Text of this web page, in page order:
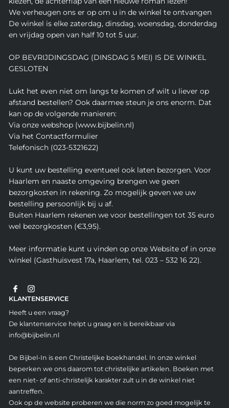
We verheugen ons er op om u in de winkel te ontvangen
De winkel is elke zaterdag, dinsdag, woensdag, donderdag
en vrijdag open van half 10 tot 5 uur.
OP BEVRIJDINGSDAG (DINSDAG 5 MEI) IS DE WINKEL
GESLOTEN
Lukt het even niet om langs te komen of wilt u liever op
afstand bestellen? Ook daarmee steun je ons enorm. Dat
kan op de volgende manieren:
Via onze webshop (www.bijbelin.nl)
Via het Contactformulier
Telefonisch (023-5321622)
U kunt uw bestelling eventueel ook laten bezorgen. Voor
Haarlem en naaste omgeving brengen we geen
bezorgkosten in rekening. Zo mogelijk geven we uw
bestelling persoonlijk bij u af.
Buiten Haarlem rekenen we voor bestellingen tot 35 euro
wel bezorgkosten (€3,95).
Meer informatie kunt u vinden op onze Website of in onze
winkel (Gasthuisvest 17a, Haarlem, tel. 023 – 532 16 22).
KLANTENSERVICE
Heeft u een vraag?
De klantenservice helpt u graag en is bereikbaar via
info@bijbelin.nl
De Bijbel-In is een Christelijke boekhandel. In onze winkel
beperken we ons daarom tot christelijke artikelen. Boeken met
een niet- of anti-christelijk karakter zult u in de winkel niet
aantreffen.
Ook op de website proberen we die norm zo goed mogelijk te